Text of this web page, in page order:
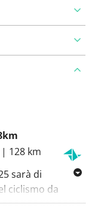
Aggiungere
| 128 km
sarà di
ciclismo da
giorno, un